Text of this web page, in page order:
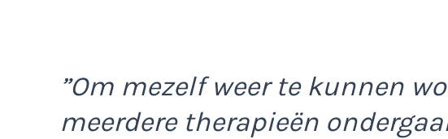
”Om mezelf weer te kunnen
meerdere therapieën